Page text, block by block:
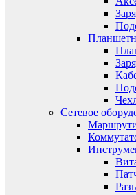
Сетевое